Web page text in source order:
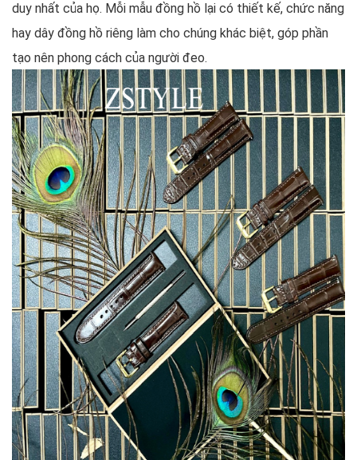
duy nhất của họ. Mỗi mẫu đồng hồ lại có thiết kế, chức năng
hay dây đồng hồ riêng làm cho chúng khác biệt, góp phần
tạo nên phong cách của người đeo.